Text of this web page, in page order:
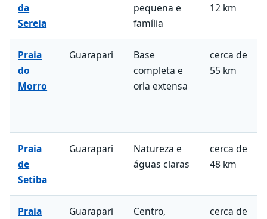
da
Sereia
pequena e
família
12 km
Praia
do
Morro
Guarapari
Base
completa e
orla extensa
cerca de
55 km
Praia
de
Setiba
Guarapari
Natureza e
águas claras
cerca de
48 km
Praia
Guarapari
Centro,
cerca de